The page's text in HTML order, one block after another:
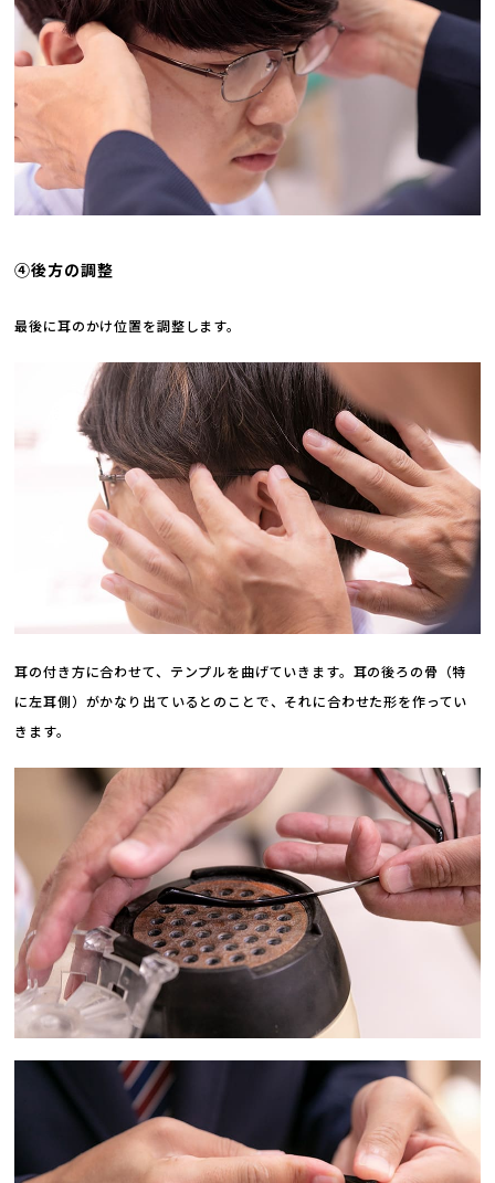
④後方の調整
最後に耳のかけ位置を調整します。
耳の付き方に合わせて、テンプルを曲げていきます。耳の後ろの骨（特
に左耳側）がかなり出ているとのことで、それに合わせた形を作ってい
きます。